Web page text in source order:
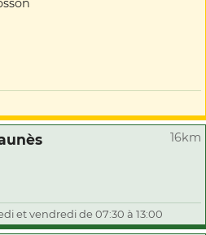
16km
et vendredi de 07:30 à 13:00